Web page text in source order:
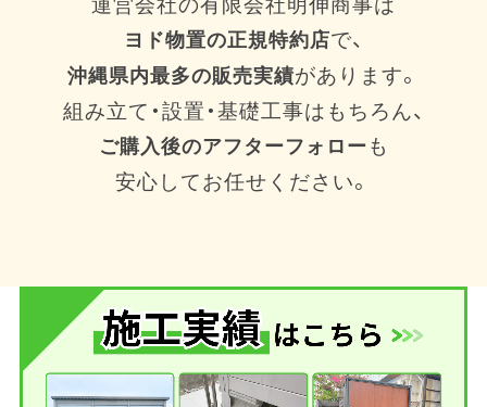
ヨド物置の正規特約店で、
沖縄県内最多の販売実績があります。
組み立て・設置・基礎工事はもちろん、
ご購入後のアフターフォローも
安心してお任せください。